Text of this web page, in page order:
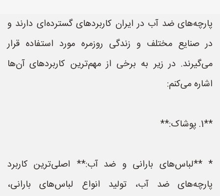
پارچه‌های ضد آب در ایران کاربردهای گسترده‌ای دارند و
در صنایع مختلف و زندگی روزمره مورد استفاده قرار
می‌گیرند. در زیر به برخی از مهم‌ترین کاربردهای آن‌ها
اشاره می‌کنم:
**1. پوشاک:**
* **لباس‌های بارانی و ضد آب:** اصلی‌ترین کاربرد
پارچه‌های ضد آب، تولید انواع لباس‌های بارانی،